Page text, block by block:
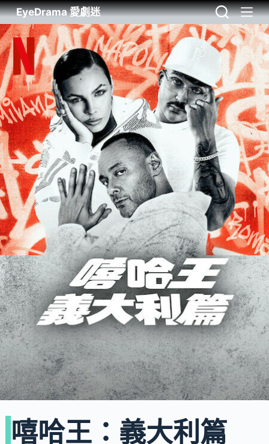
EyeDrama 愛劇迷
嘻哈王：義大利篇